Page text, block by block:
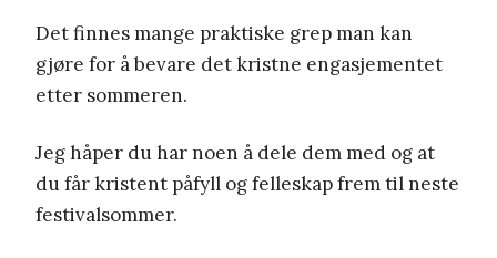
Det finnes mange praktiske grep man kan
gjøre for å bevare det kristne engasjementet
etter sommeren.
Jeg håper du har noen å dele dem med og at
du får kristent påfyll og felleskap frem til neste
festivalsommer.